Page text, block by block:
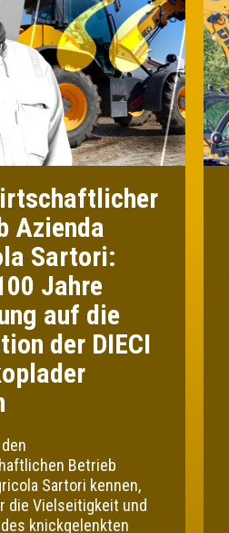
Azienda
Sartori:
Jahre
auf die
der DIECI
Betrieb
Sartori kennen,
die Vielseitigkeit und
knickgelenkten